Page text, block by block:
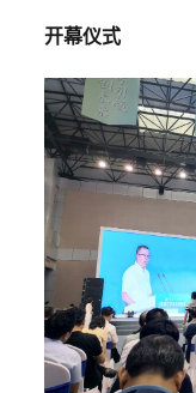
开幕仪式